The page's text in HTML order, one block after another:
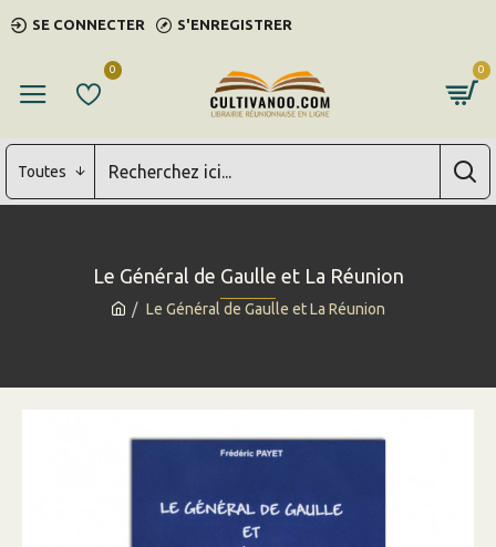
SE CONNECTER S'ENREGISTRER
0 0
Toutes
Le Général de Gaulle et La Réunion
Le Général de Gaulle et La Réunion